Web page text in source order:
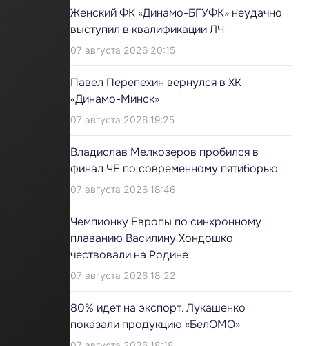
Женский ФК «Динамо-БГУФК» неудачно
выступил в квалификации ЛЧ
07 августа 2026 20:15
Павел Перепехин вернулся в ХК
«Динамо-Минск»
07 августа 2026 19:25
Владислав Мелкозеров пробился в
финал ЧЕ по современному пятиборью
07 августа 2026 18:46
Чемпионку Европы по синхронному
плаванию Василину Хондошко
чествовали на Родине
07 августа 2026 18:22
80% идет на экспорт. Лукашенко
показали продукцию «БелОМО»